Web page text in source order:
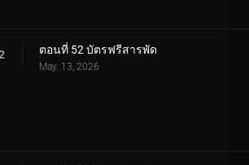
ตอนที่ 52 บัตรฟรีสารพัด
May. 13, 2026